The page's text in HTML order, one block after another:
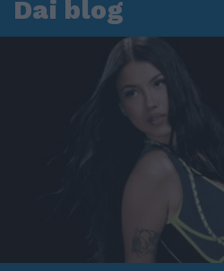
Dai blog